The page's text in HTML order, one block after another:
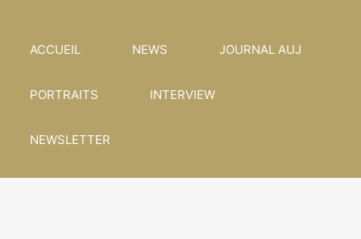
ACCUEIL NEWS JOURNAL AUJ
PORTRAITS INTERVIEW
NEWSLETTER